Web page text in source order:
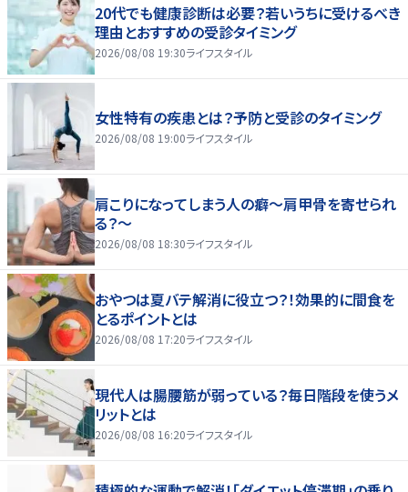
20代でも健康診断は必要？若いうちに受けるべき
理由とおすすめの受診タイミング
2026/08/08 19:30ライフスタイル
女性特有の疾患とは？予防と受診のタイミング
2026/08/08 19:00ライフスタイル
肩こりになってしまう人の癖～肩甲骨を寄せられ
る？～
2026/08/08 18:30ライフスタイル
おやつは夏バテ解消に役立つ？！効果的に間食を
とるポイントとは
2026/08/08 17:20ライフスタイル
現代人は腸腰筋が弱っている？毎日階段を使うメ
リットとは
2026/08/08 16:20ライフスタイル